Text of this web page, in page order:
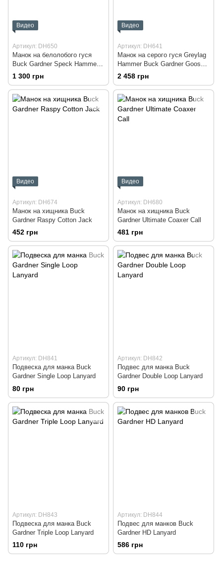
Видео
Артикул: DH650
Манок на белолобого гуся
Buck Gardner Speck Hammer
Goose Call
1 300 грн
Видео
Артикул: DH641
Манок на серого гуся Greylag
Hammer Buck Gardner Goose
Call
2 458 грн
Видео
Артикул: DH674
Манок на хищника Buck
Gardner Raspy Cotton Jack
452 грн
Видео
Артикул: DH680
Манок на хищника Buck
Gardner Ultimate Coaxer Call
481 грн
Артикул: DH841
Подвеска для манка Buck
Gardner Single Loop Lanyard
80 грн
Артикул: DH842
Подвес для манка Buck
Gardner Double Loop Lanyard
90 грн
Артикул: DH843
Подвеска для манка Buck
Gardner Triple Loop Lanyard
110 грн
Артикул: DH844
Подвес для манков Buck
Gardner HD Lanyard
586 грн